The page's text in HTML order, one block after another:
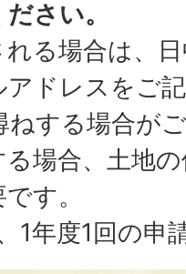
さい。
る場合は、
アドレスをご
ねする場合が
場合、土地
す。
1年度1回の申